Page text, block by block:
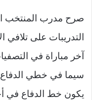
صرح مدرب المنتخب
التدريبات على تلافي
آخر مباراة في
سيما في خطي الدفاع
يكون خط الدفاع في